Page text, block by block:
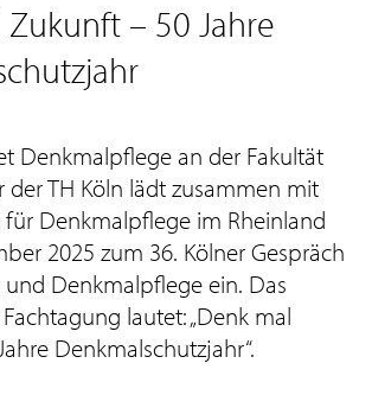
– 50 Jahre
Denkmalpflege an der Fakultät
der TH Köln lädt zusammen mit
für Denkmalpflege im Rheinland
2025 zum 36. Kölner Gespräch
Denkmalpflege ein. Das
lautet: „Denk mal
Denkmalschutzjahr“.